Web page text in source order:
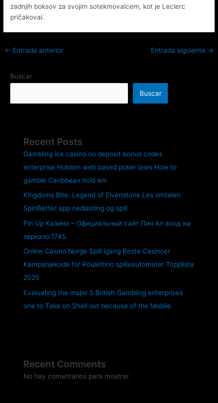
zadnjih boksov za svojim sotekmovalcem, kot je Leclerc
pričakoval.
← Entrada anterior Entrada siguiente →
Buscar
Buscar
Recent Posts
Gambling ice casino no deposit bonus codes
enterprise Holdem web based poker laws How to
gamble Caribbean hold em
Kingdoms Bite: Legend of Elvenstone Les omtalen
SpinBetter app nedlasting og spill
Pin Up Казино – Официальный сайт Пин Ап вход на
зеркало.1745
Online Casino Norge Spill igang Beste Casinoer
Kampanjekode for Roulettino spilleautomater Toppliste
2025
Evaluating the major 5 British Gambling enterprises
one to Take on Shell out because of the Mobile
Recent Comments
No hay comentarios para mostrar.